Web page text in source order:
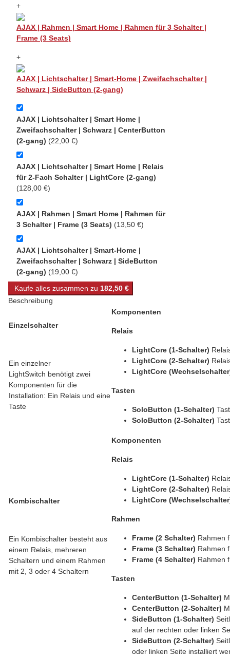
+
AJAX | Rahmen | Smart Home | Rahmen für 3 Schalter |
Frame (3 Seats)
+
AJAX | Lichtschalter | Smart-Home | Zweifachschalter |
Schwarz | SideButton (2-gang)
AJAX | Lichtschalter | Smart Home |
Zweifachschalter | Schwarz | CenterButton
(2-gang) (22,00 €)
AJAX | Lichtschalter | Smart Home | Relais
für 2-Fach Schalter | LightCore (2-gang)
(128,00 €)
AJAX | Rahmen | Smart Home | Rahmen für
3 Schalter | Frame (3 Seats) (13,50 €)
AJAX | Lichtschalter | Smart-Home |
Zweifachschalter | Schwarz | SideButton
(2-gang) (19,00 €)
Kaufe alles zusammen zu 182,50 €
Beschreibung
Einzelschalter
Ein einzelner
LightSwitch benötigt zwei
Komponenten für die
Installation: Ein Relais und eine
Taste
Komponenten
Relais
LightCore (1-Schalter)
LightCore (2-Schalter)
LightCore
Tasten
SoloButton (1-Schalter)
SoloButton (2-Schalter)
Kombischalter
Ein Kombischalter besteht aus
einem Relais, mehreren
Schaltern und einem Rahmen
mit 2, 3 oder 4 Schaltern
Komponenten
Relais
LightCore (1-Schalter)
LightCore (2-Schalter)
LightCore
Rahmen
Frame (2 Schalter) Rahmen
Frame (3 Schalter) Rahmen
Frame (4 Schalter) Rahmen
Tasten
CenterButton (1-Schalter)
CenterButton (2-Schalter)
SideButton (1-Schalter)
auf der rechten oder linken
SideButton (2-Schalter)
oder linken Seite installiert